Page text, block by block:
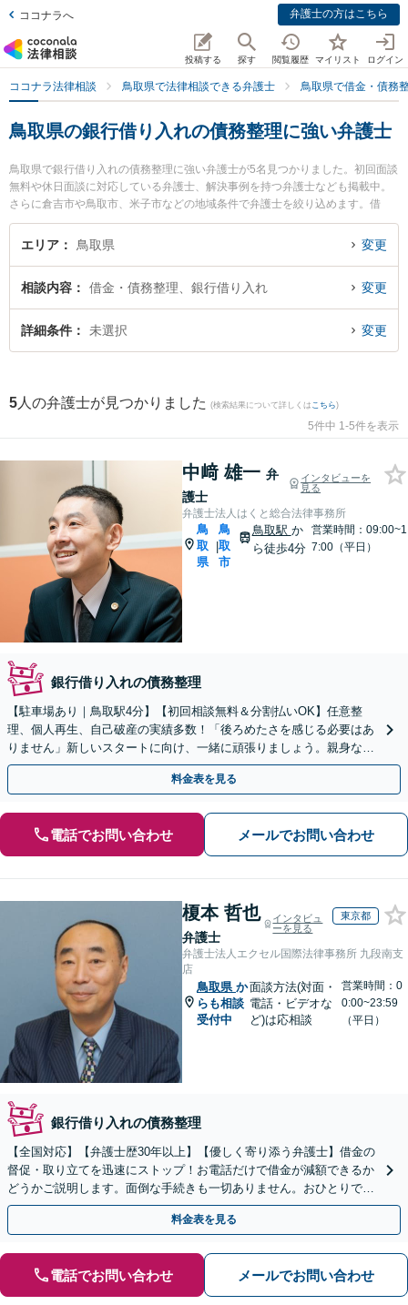
ココナラへ 弁護士の方はこちら
投稿する 探す 閲覧履歴 マイリスト ログイン
ココナラ法律相談 鳥取県で法律相談できる弁護士 鳥取県で借金・債務
鳥取県の銀行借り入れの債務整理に強い弁護士
鳥取県で銀行借り入れの債務整理に強い弁護士が5名見つかりました。初回面談
無料や休日面談に対応している弁護士、解決事例を持つ弁護士なども掲載中。
さらに倉吉市や鳥取市、米子市などの地域条件で弁護士を絞り込めます。借
金・債務整理に関係する消費者金融の債務整理やクレジット会社の債務整理、
リボ払いの債務整理等の細かな分野での絞り込み検索もでき便利です。特に弁
弁護士費用、強みなどが注目されています。『鳥取県で土日や夜間に発生した
銀行借り入れの債務整理のトラブルを今すぐに弁護士に相談したい』『銀行借
り入れの債務整理のトラブル解決の実績豊富な近くの弁護士を検索したい』
エリア 鳥取県 変更
相談内容 借金・債務整理、銀行借り入れ 変更
詳細条件 未選択 変更
5 人の弁護士が見つかりました (検索結果について詳しくは こちら)
5件中 1-5件を表示
中﨑 雄一 弁
護士
インタビューを
見る
弁護士法人はくと総合法律事務所
鳥
取
県
|
鳥
取
市
鳥取駅 か
ら徒歩4分
営業時間：09:00~1
7:00（平日）
銀行借り入れの債務整理
【駐車場あり｜鳥取駅4分】【初回相談無料＆分割払いOK】任意整
理、個人再生、自己破産の実績多数！「後ろめたさを感じる必要はあ
りません」新しいスタートに向け、一緒に頑張りましょう。親身な対
応◎安心してご相談ください。
料金表を見る
電話でお問い合わせ メールでお問い合わせ
榎本 哲也
弁護士
インタビュ
ーを見る
東京都
弁護士法人エクセル国際法律事務所 九段南支
店
鳥取県 か
らも相談
受付中
面談方法(対面・
電話・ビデオな
ど)は応相談
営業時間：0
0:00~23:59
（平日）
銀行借り入れの債務整理
【全国対応】【弁護士歴30年以上】【優しく寄り添う弁護士】借金の
督促・取り立てを迅速にストップ！お電話だけで借金が減額できるか
どうかご説明します。面倒な手続きも一切ありません。おひとりで悩
まず、お気軽にご相談ください。【電話相談可】
料金表を見る
電話でお問い合わせ メールでお問い合わせ